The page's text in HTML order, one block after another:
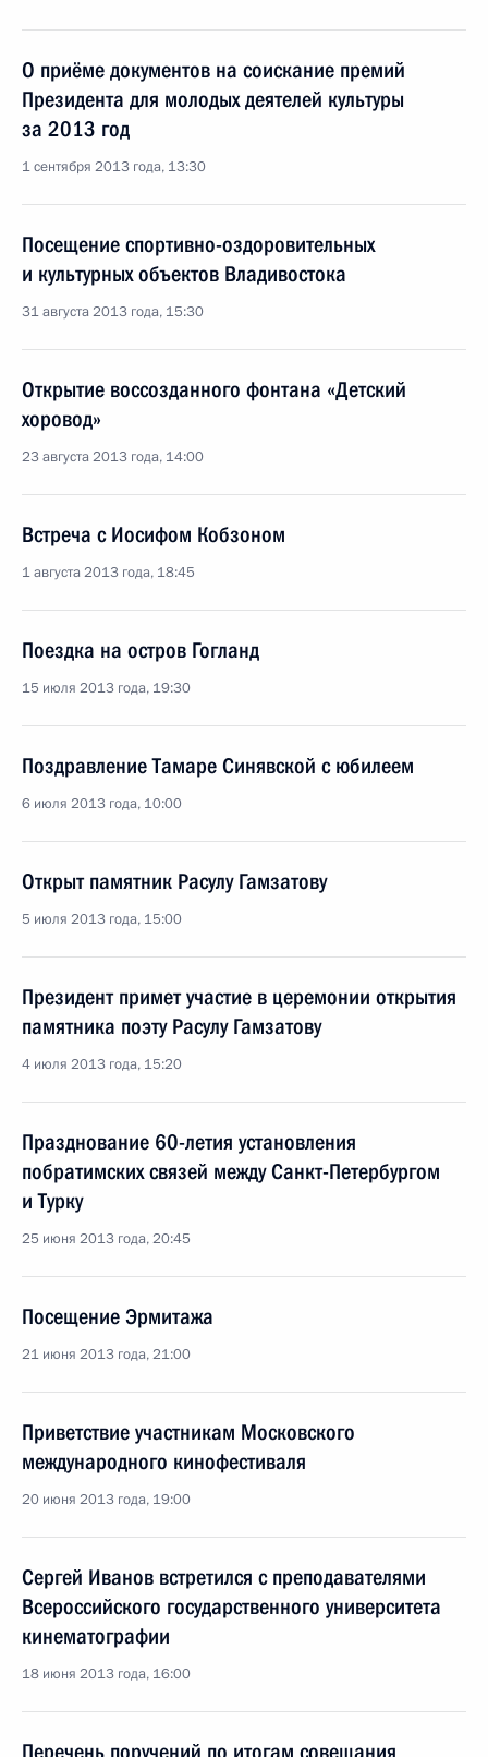
О приёме документов на соискание премий
Президента для молодых деятелей культуры
за 2013 год
1 сентября 2013 года, 13:30
Посещение спортивно-оздоровительных
и культурных объектов Владивостока
31 августа 2013 года, 15:30
Открытие воссозданного фонтана «Детский
хоровод»
23 августа 2013 года, 14:00
Встреча с Иосифом Кобзоном
1 августа 2013 года, 18:45
Поездка на остров Гогланд
15 июля 2013 года, 19:30
Поздравление Тамаре Синявской с юбилеем
6 июля 2013 года, 10:00
Открыт памятник Расулу Гамзатову
5 июля 2013 года, 15:00
Президент примет участие в церемонии открытия
памятника поэту Расулу Гамзатову
4 июля 2013 года, 15:20
Празднование 60-летия установления
побратимских связей между Санкт-Петербургом
и Турку
25 июня 2013 года, 20:45
Посещение Эрмитажа
21 июня 2013 года, 21:00
Приветствие участникам Московского
международного кинофестиваля
20 июня 2013 года, 19:00
Сергей Иванов встретился с преподавателями
Всероссийского государственного университета
кинематографии
18 июня 2013 года, 16:00
Перечень поручений по итогам совещания